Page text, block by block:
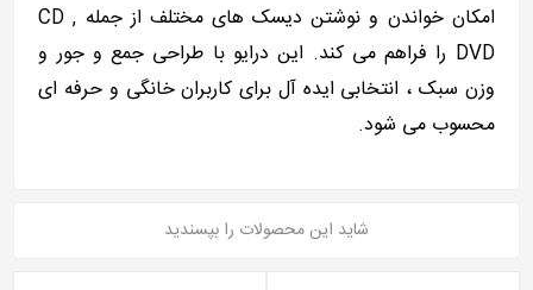
امکان خواندن و نوشتن دیسک های مختلف از جمله CD ,
DVD را فراهم می کند. این درایو با طراحی جمع و جور و
وزن سبک ، انتخابی ایده آل برای کاربران خانگی و حرفه ای
محسوب می شود.
شاید این محصولات را بپسندید